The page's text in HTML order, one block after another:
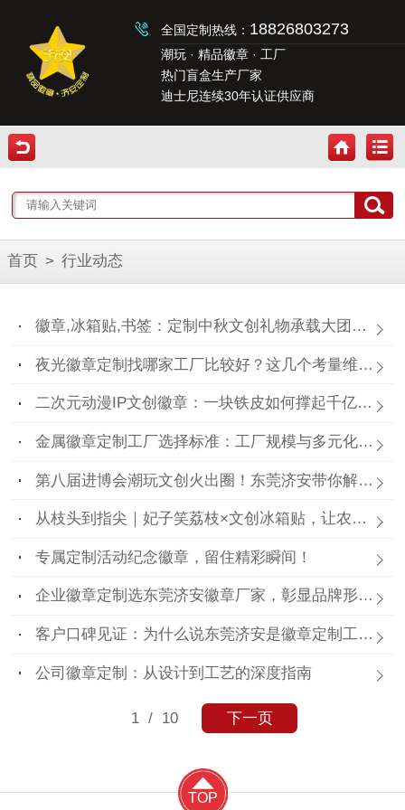
全国定制热线： 18826803273
潮玩 · 精品徽章 · 工厂
热门盲盒生产厂家
迪士尼连续30年认证供应商
首页 > 行业动态
徽章,冰箱贴,书签：定制中秋文创礼物承载大团圆！
夜光徽章定制找哪家工厂比较好？这几个考量维度要记住！
二次元动漫IP文创徽章：一块铁皮如何撑起千亿“谷子经济”？
金属徽章定制工厂选择标准：工厂规模与多元化需求
第八届进博会潮玩文创火出圈！东莞济安带你解锁徽章、盲盒、冰箱贴隐藏玩法
从枝头到指尖｜妃子笑荔枝×文创冰箱贴，让农产品潮出圈！
专属定制活动纪念徽章，留住精彩瞬间！
企业徽章定制选东莞济安徽章厂家，彰显品牌形象，提升团队凝聚力
客户口碑见证：为什么说东莞济安是徽章定制工厂里的“实力派”？
公司徽章定制：从设计到工艺的深度指南
1 / 10 下一页
TOP